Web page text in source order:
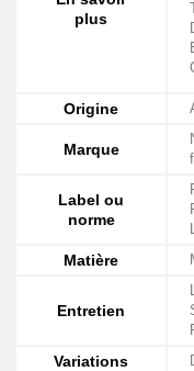
plus
Origine
Marque
Label ou
norme
Matière
Entretien
Variations